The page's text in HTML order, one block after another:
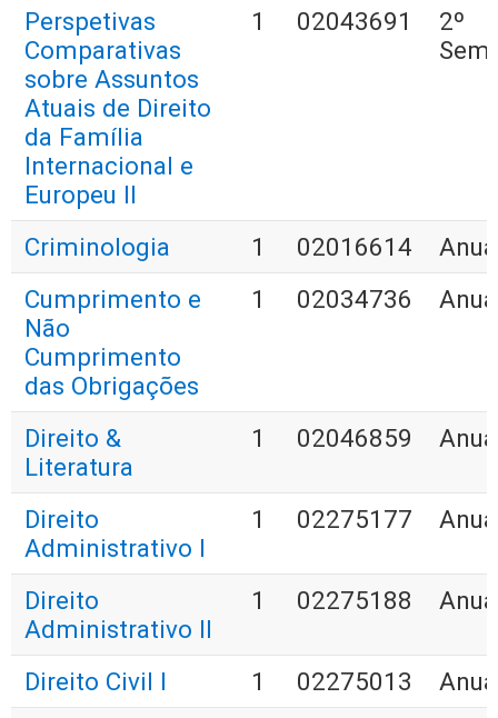
Perspetivas
Comparativas
sobre Assuntos
Atuais de Direito
da Família
Internacional e
Europeu II
1 02043691
2º
Criminologia 1 02016614
Cumprimento e
Não
Cumprimento
das Obrigações
1 02034736
Direito &
Literatura
1 02046859
Direito
Administrativo I
1 02275177
Direito
Administrativo II
1 02275188
Direito Civil I 1 02275013